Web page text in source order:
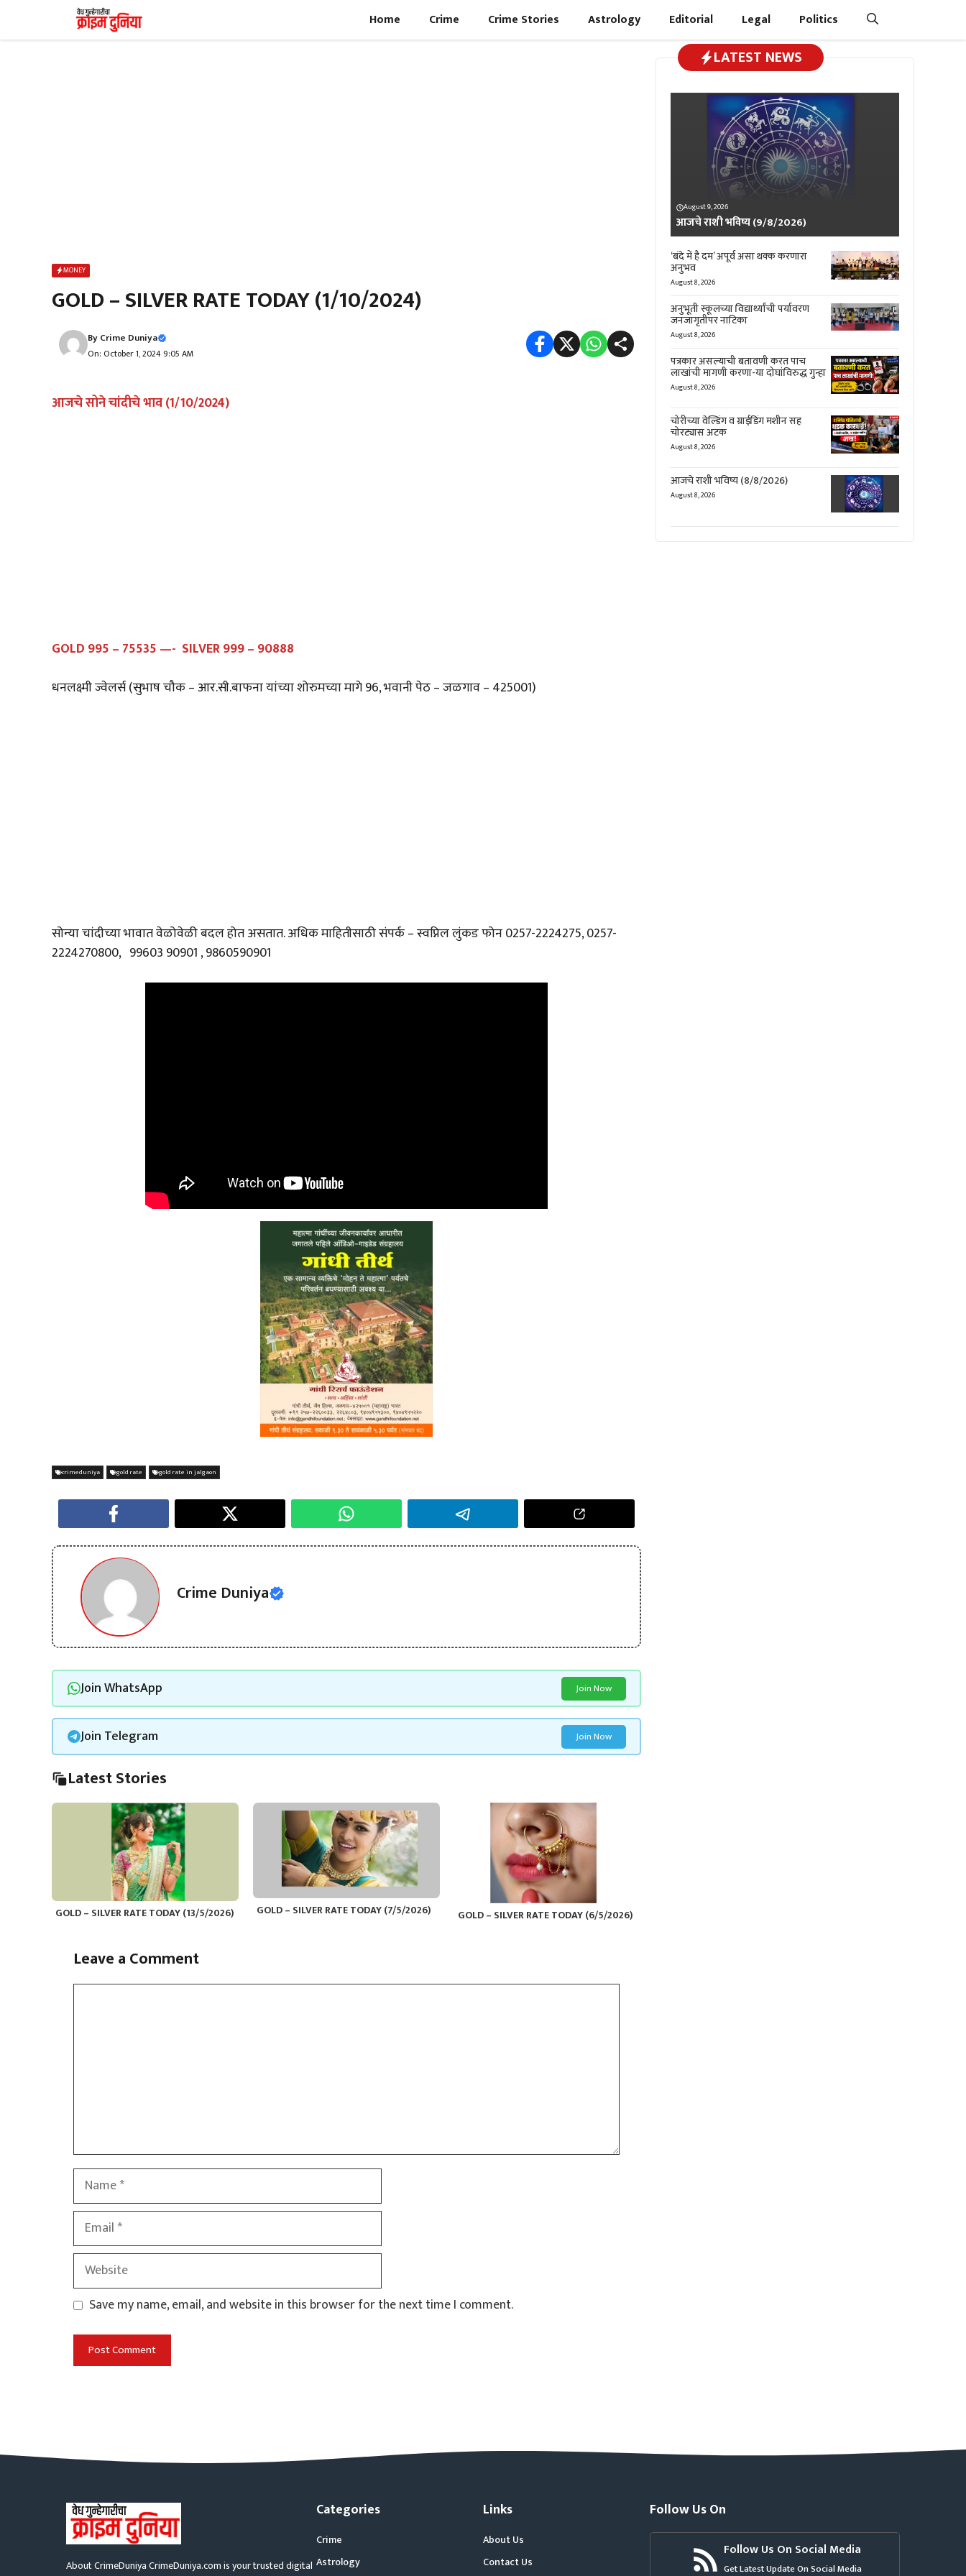
content
Home Crime Crime Stories Astrology Editorial Legal Politics
MONEY
GOLD – SILVER RATE TODAY (1/10/2024)
ByCrime Duniya
On: October 1, 2024 9:05 AM
आजचे सोने चांदीचे भाव (1/10/2024)
GOLD 995 – 75535 —- SILVER 999 – 90888
धनलक्ष्मी ज्वेलर्स (सुभाष चौक – आर.सी.बाफना यांच्या शोरुमच्या मागे 96, भवानी पेठ – जळगाव – 425001)
सोन्या चांदीच्या भावात वेळोवेळी बदल होत असतात. अधिक माहितीसाठी संपर्क – स्वप्निल लुंकड फोन 0257-2224275, 0257-
2224270800, 99603 90901 , 9860590901
crimeduniya gold rate gold rate in jalgaon
Crime Duniya
Join WhatsApp Join Now
Join Telegram Join Now
Latest Stories
GOLD – SILVER RATE TODAY (13/5/2026) GOLD – SILVER RATE TODAY (7/5/2026) GOLD – SILVER RATE TODAY (6/5/2026)
Leave a Comment
Name
Email
Website
Save my name, email, and website in this browser for the next time I comment.
LATEST NEWS
August 9, 2026
आजचे राशी भविष्य (9/8/2026)
‘बंदे में है दम’ अपूर्व असा थक्क करणारा
अनुभव
August 8, 2026
अनुभूती स्कूलच्या विद्यार्थ्यांची पर्यावरण
जनजागृतीपर नाटिका
August 8, 2026
पत्रकार असल्याची बतावणी करत पाच
लाखांची मागणी करणा-या दोघांविरुद्ध गुन्हा
August 8, 2026
चोरीच्या वेल्डिंग व ग्राईडिंग मशीन सह
चोरट्यास अटक
August 8, 2026
आजचे राशी भविष्य (8/8/2026)
August 8, 2026
About CrimeDuniya CrimeDuniya.com is your trusted digital
Categories
Crime
Astrology
Links
About Us
Contact Us
Follow Us On
Follow Us On Social Media
Get Latest Update On Social Media